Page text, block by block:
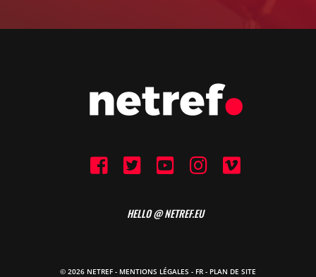
HELLO @ NETREF.EU
© 2026 NETREF - MENTIONS LÉGALES - FR - PLAN DE SITE